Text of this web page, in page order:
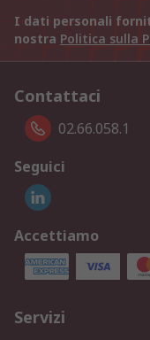
I dati personali
nostra Politica sulla
Contattaci
02.66.058.1
Seguici
Accettiamo
Servizi